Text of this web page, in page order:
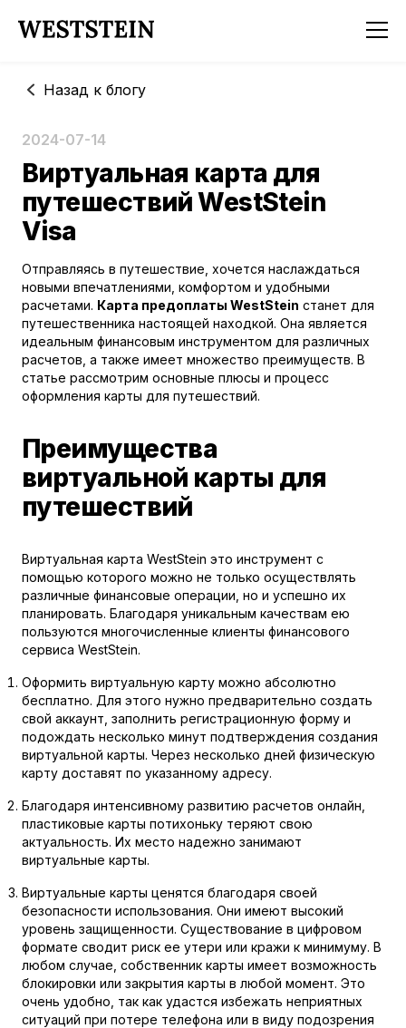
Назад к блогу
2024-07-14
Виртуальная карта для
путешествий WestStein
Visa
Отправляясь в путешествие, хочется наслаждаться
новыми впечатлениями, комфортом и удобными
расчетами. Карта предоплаты WestStein станет для
путешественника настоящей находкой. Она является
идеальным финансовым инструментом для различных
расчетов, а также имеет множество преимуществ. В
статье рассмотрим основные плюсы и процесс
оформления карты для путешествий.
Преимущества
виртуальной карты для
путешествий
Виртуальная карта WestStein это инструмент с
помощью которого можно не только осуществлять
различные финансовые операции, но и успешно их
планировать. Благодаря уникальным качествам ею
пользуются многочисленные клиенты финансового
сервиса WestStein.
Оформить виртуальную карту можно абсолютно
бесплатно. Для этого нужно предварительно создать
свой аккаунт, заполнить регистрационную форму и
подождать несколько минут подтверждения создания
виртуальной карты. Через несколько дней физическую
карту доставят по указанному адресу.
Благодаря интенсивному развитию расчетов онлайн,
пластиковые карты потихоньку теряют свою
актуальность. Их место надежно занимают
виртуальные карты.
Виртуальные карты ценятся благодаря своей
безопасности использования. Они имеют высокий
уровень защищенности. Существование в цифровом
формате сводит риск ее утери или кражи к минимуму. В
любом случае, собственник карты имеет возможность
блокировки или закрытия карты в любой момент. Это
очень удобно, так как удастся избежать неприятных
ситуаций при потере телефона или в виду подозрения